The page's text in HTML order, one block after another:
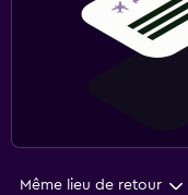
Même lieu de retour